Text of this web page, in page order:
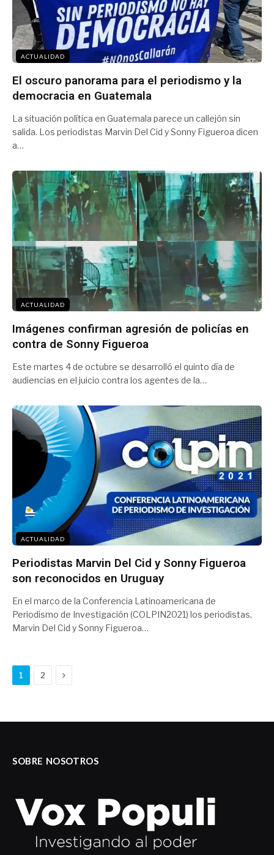
ACTUALIDAD
El oscuro panorama para el periodismo y la
democracia en Guatemala
La situación política en Guatemala parece un callejón sin
salida. Los periodistas Marvin Del Cid y Sonny Figueroa dicen
a…
ACTUALIDAD
Imágenes confirman agresión de policías en
contra de Sonny Figueroa
Este martes 4 de octubre se desarrolló el quinto día de
audiencias en el juicio contra los agentes de la…
ACTUALIDAD
Periodistas Marvin Del Cid y Sonny Figueroa
son reconocidos en Uruguay
En el marco de la Conferencia Latinoamericana de
Periodismo de Investigación (COLPIN2021) los periodistas,
Marvin Del Cid y Sonny Figueroa…
1 2 Next
SOBRE NOSOTROS